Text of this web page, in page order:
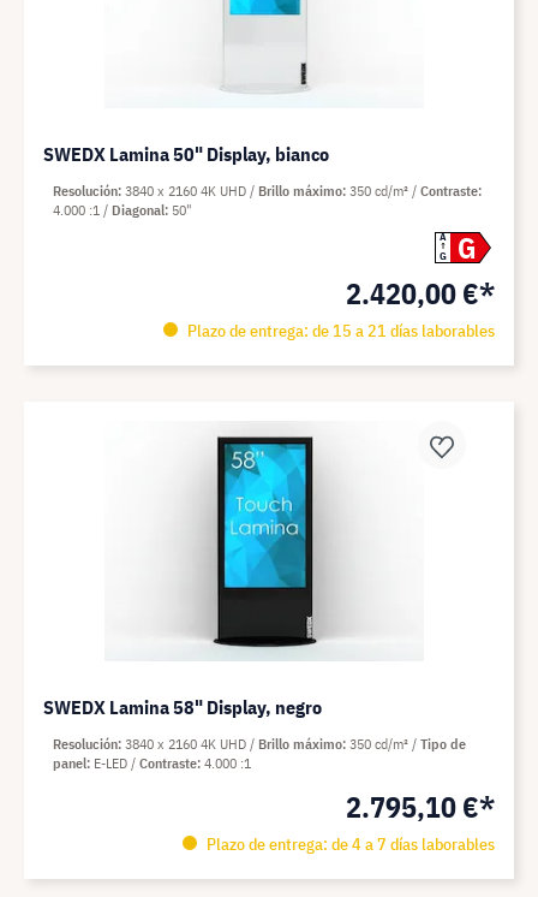
SWEDX Lamina 50" Display, bianco
A
G
G
2.420,00 €*
Plazo de entrega: de 15 a 21 días laborables
Resolución 3840 x 2160 4K UHD Brillo máximo 350 cd/m²
Contraste
4.000 :1
Diagonal 50"
SWEDX Lamina 58" Display, negro
2.795,10 €*
Plazo de entrega: de 4 a 7 días laborables
Resolución 3840 x 2160 4K UHD Brillo máximo 350 cd/m²
Tipo de
panel E-LED Contraste 4.000 :1